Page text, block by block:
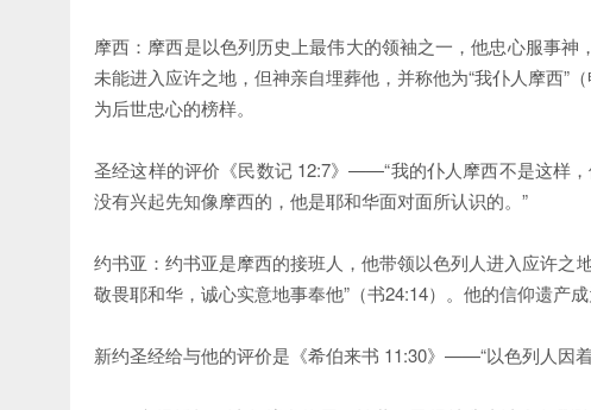
摩西：摩西是以色列历史上最伟大的领袖之一，他忠心服事
未能进入应许之地，但神亲自埋葬他，并称他为“我仆人摩西”
为后世忠心的榜样。
圣经这样的评价《民数记 12:7》——“我的仆人摩西不是这样
没有兴起先知像摩西的，他是耶和华面对面所认识的。”
约书亚：约书亚是摩西的接班人，他带领以色列人进入应许之
敬畏耶和华，诚心实意地事奉他”（书24:14）。他的信仰遗产成
新约圣经给与他的评价是《希伯来书 11:30》——“以色列人因